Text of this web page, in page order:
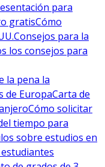
para
gratisCómo
Consejos para la
los consejos para
la pena la
de EuropaCarta de
Cómo solicitar
tiempo para
sobre estudios en